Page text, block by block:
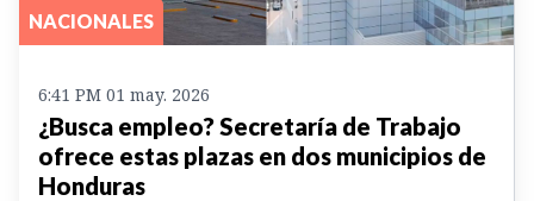
NACIONALES
6:41 PM 01 may. 2026
¿Busca empleo? Secretaría de Trabajo
ofrece estas plazas en dos municipios de
Honduras